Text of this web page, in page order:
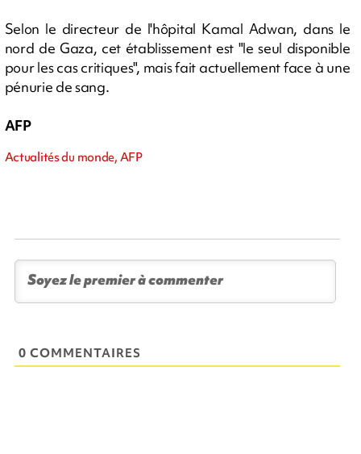
Selon le directeur de l'hôpital Kamal Adwan, dans le
nord de Gaza, cet établissement est "le seul disponible
pour les cas critiques", mais fait actuellement face à une
pénurie de sang.
AFP
Actualités du monde, AFP
0 COMMENTAIRES